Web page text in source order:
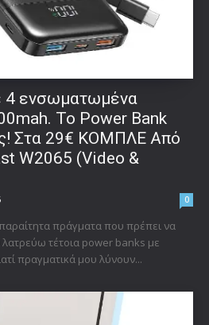
4 ενσωματωμένα
Το Power Bank
Στα 29€ ΚΟΜΠΛΕ Από
W2065 (Video &
0
πράγματα που πρέπει να
τέτοια power banks με
πραγματικά μου λύνουν...